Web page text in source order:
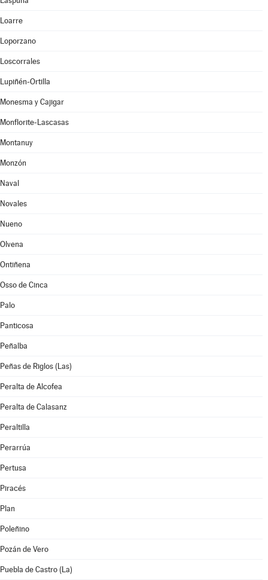
Loarre
Loporzano
Loscorrales
Lupiñén-Ortilla
Monesma y Cajigar
Monflorite-Lascasas
Montanuy
Monzón
Naval
Novales
Nueno
Olvena
Ontiñena
Osso de Cinca
Palo
Panticosa
Peñalba
Peñas de Riglos (Las)
Peralta de Alcofea
Peralta de Calasanz
Peraltilla
Perarrúa
Pertusa
Piracés
Plan
Poleñino
Pozán de Vero
Puebla de Castro (La)